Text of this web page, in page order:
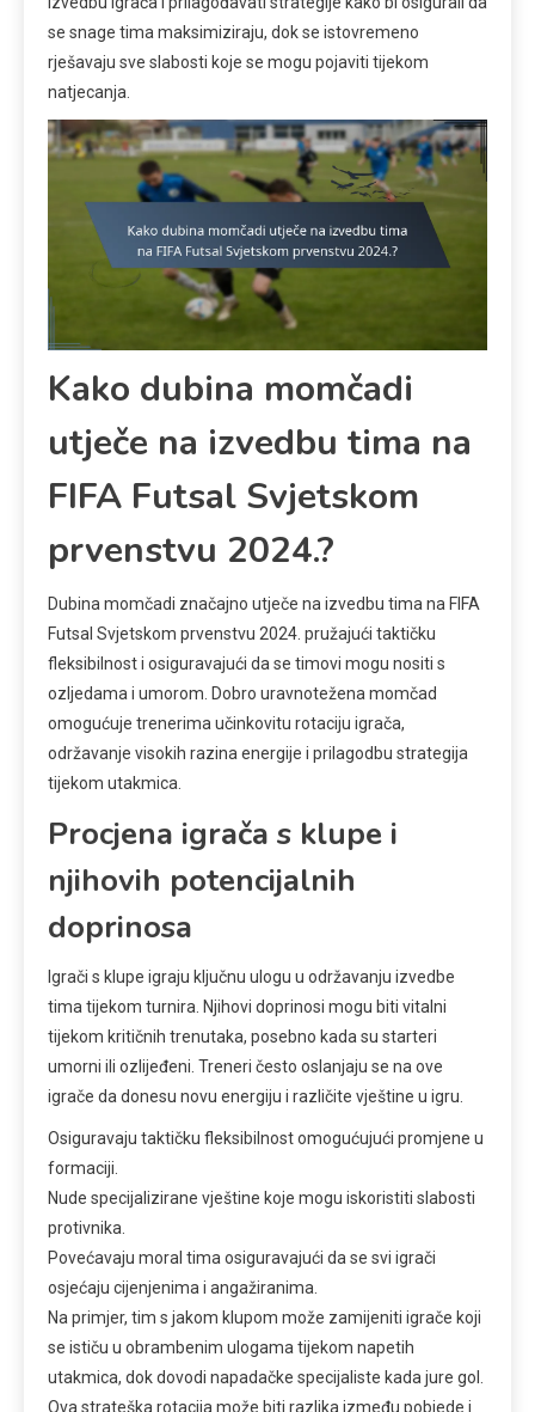
se snage tima maksimiziraju, dok se istovremeno
rješavaju sve slabosti koje se mogu pojaviti tijekom
natjecanja.
Kako dubina momčadi
utječe na izvedbu tima na
FIFA Futsal Svjetskom
prvenstvu 2024.?
Dubina momčadi značajno utječe na izvedbu tima na FIFA
Futsal Svjetskom prvenstvu 2024. pružajući taktičku
fleksibilnost i osiguravajući da se timovi mogu nositi s
ozljedama i umorom. Dobro uravnotežena momčad
omogućuje trenerima učinkovitu rotaciju igrača,
održavanje visokih razina energije i prilagodbu strategija
tijekom utakmica.
Procjena igrača s klupe i
njihovih potencijalnih
doprinosa
Igrači s klupe igraju ključnu ulogu u održavanju izvedbe
tima tijekom turnira. Njihovi doprinosi mogu biti vitalni
tijekom kritičnih trenutaka, posebno kada su starteri
umorni ili ozlijeđeni. Treneri često oslanjaju se na ove
igrače da donesu novu energiju i različite vještine u igru.
Osiguravaju taktičku fleksibilnost omogućujući promjene u
formaciji.
Nude specijalizirane vještine koje mogu iskoristiti slabosti
protivnika.
Povećavaju moral tima osiguravajući da se svi igrači
osjećaju cijenjenima i angažiranima.
Na primjer, tim s jakom klupom može zamijeniti igrače koji
se ističu u obrambenim ulogama tijekom napetih
utakmica, dok dovodi napadačke specijaliste kada jure gol.
Ova strateška rotacija može biti razlika između pobjede i